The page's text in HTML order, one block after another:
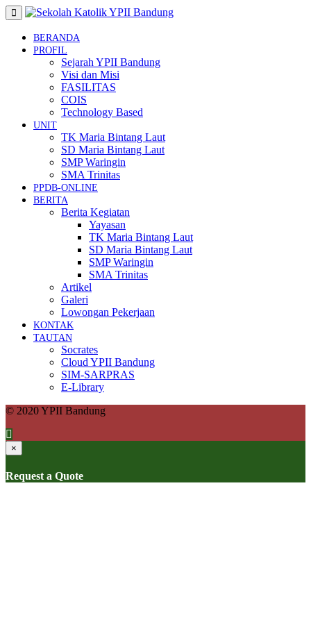
BERANDA
PROFIL
Sejarah YPII Bandung
Visi dan Misi
FASILITAS
COIS
Technology Based
UNIT
TK Maria Bintang Laut
SD Maria Bintang Laut
SMP Waringin
SMA Trinitas
PPDB-ONLINE
BERITA
Berita Kegiatan
Yayasan
TK Maria Bintang Laut
SD Maria Bintang Laut
SMP Waringin
SMA Trinitas
Artikel
Galeri
Lowongan Pekerjaan
KONTAK
TAUTAN
Socrates
Cloud YPII Bandung
SIM-SARPRAS
E-Library
© 2020 YPII Bandung
×
Request a Quote